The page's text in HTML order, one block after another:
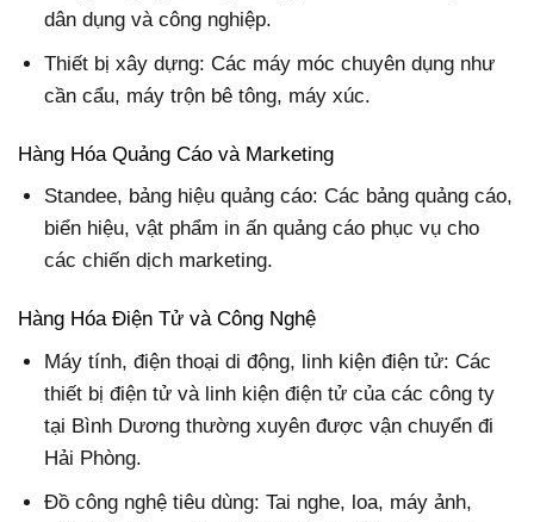
dân dụng và công nghiệp.
Thiết bị xây dựng: Các máy móc chuyên dụng như
cần cẩu, máy trộn bê tông, máy xúc.
Hàng Hóa Quảng Cáo và Marketing
Standee, bảng hiệu quảng cáo: Các bảng quảng cáo,
biển hiệu, vật phẩm in ấn quảng cáo phục vụ cho
các chiến dịch marketing.
Hàng Hóa Điện Tử và Công Nghệ
Máy tính, điện thoại di động, linh kiện điện tử: Các
thiết bị điện tử và linh kiện điện tử của các công ty
tại Bình Dương thường xuyên được vận chuyển đi
Hải Phòng.
Đồ công nghệ tiêu dùng: Tai nghe, loa, máy ảnh,